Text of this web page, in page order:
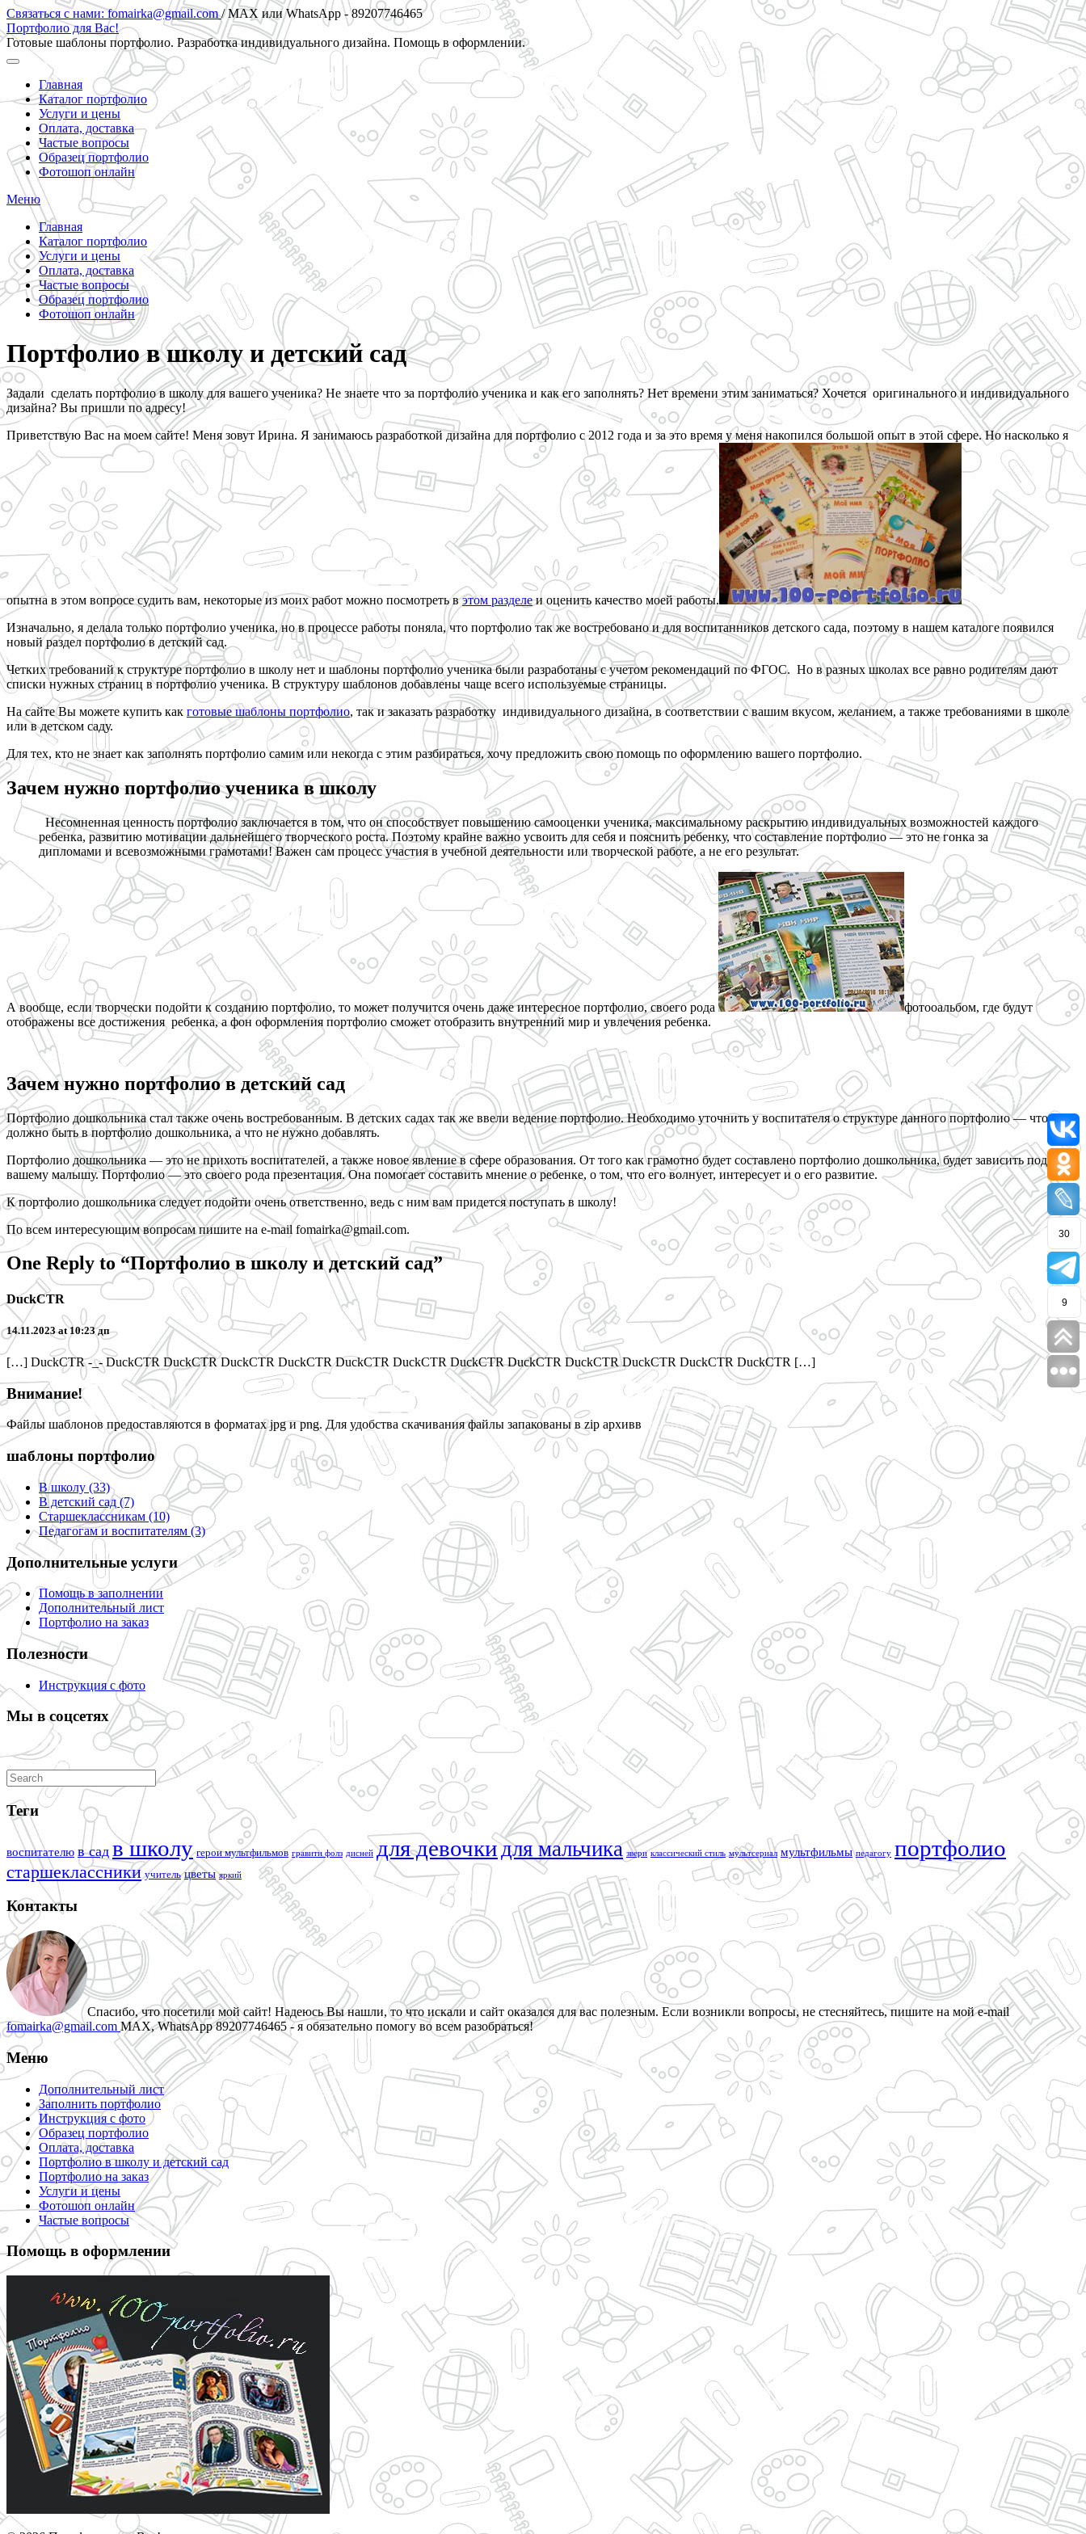
Skip
to
content
Связаться с нами: fomairka@gmail.com/ MAX или WhatsApp - 89207746465
Портфолио для Вас!
Готовые шаблоны портфолио. Разработка индивидуального дизайна. Помощь в оформлении.
Главная
Каталог портфолио
Услуги и цены
Оплата, доставка
Частые вопросы
Образец портфолио
Фотошоп онлайн
Меню
Главная
Каталог портфолио
Услуги и цены
Оплата, доставка
Частые вопросы
Образец портфолио
Фотошоп онлайн
Портфолио в школу и детский сад
Задали сделать портфолио в школу для вашего ученика? Не знаете что за портфолио ученика и как его заполнять? Нет времени этим заниматься? Хочется оригинального и индивидуального
дизайна? Вы пришли по адресу!
Приветствую Вас на моем сайте! Меня зовут Ирина. Я занимаюсь разработкой дизайна для портфолио с 2012 года и за это время у меня накопился большой опыт в этой сфере. Но насколько я
опытна в этом вопросе судить вам, некоторые из моих работ можно посмотреть вэтом разделеи оценить качество моей работы.
Изначально, я делала только портфолио ученика, но в процессе работы поняла, что портфолио так же востребовано и для воспитанников детского сада, поэтому в нашем каталоге появился
новый раздел портфолио в детский сад.
Четких требований к структуре портфолио в школу нет и шаблоны портфолио ученика были разработаны с учетом рекомендаций по ФГОС. Но в разных школах все равно родителям дают
списки нужных страниц в портфолио ученика. В структуру шаблонов добавлены чаще всего используемые страницы.
На сайте Вы можете купить как готовые шаблоны портфолио, так и заказать разработку индивидуального дизайна, в соответствии с вашим вкусом, желанием, а также требованиями в школе
или в детском саду.
Для тех, кто не знает как заполнять портфолио самим или некогда с этим разбираться, хочу предложить свою помощь по оформлению вашего портфолио.
Зачем нужно портфолио ученика в школу
Несомненная ценность портфолио заключается в том, что он способствует повышению самооценки ученика, максимальному раскрытию индивидуальных возможностей каждого
ребенка, развитию мотивации дальнейшего творческого роста. Поэтому крайне важно усвоить для себя и пояснить ребенку, что составление портфолио — это не гонка за
дипломами и всевозможными грамотами! Важен сам процесс участия в учебной деятельности или творческой работе, а не его результат.
А вообще, если творчески подойти к созданию портфолио, то может получится очень даже интересное портфолио, своего рода
фотооальбом, где будут
отображены все достижения ребенка, а фон оформления портфолио сможет отобразить внутренний мир и увлечения ребенка.
Зачем нужно портфолио в детский сад
Портфолио дошкольника стал также очень востребованным. В детских садах так же ввели ведение портфолио. Необходимо уточнить у воспитателя о структуре данного портфолио — что
должно быть в портфолио дошкольника, а что не нужно добавлять.
Портфолио дошкольника — это не прихоть воспитателей, а также новое явление в сфере образования. От того как грамотно будет составлено портфолио дошкольника, будет зависить подход к
вашему малышу. Портфолио — это своего рода презентация. Она помогает составить мнение о ребенке, о том, что его волнует, интересует и о его развитие.
К портфолио дошкольника следует подойти очень ответственно, ведь с ним вам придется поступать в школу!
По всем интересующим вопросам пишите на e-mail fomairka@gmail.com.
One Reply to “Портфолио в школу и детский сад”
DuckCTR
14.11.2023 at 10:23 дп
[…] DuckCTR -_- DuckCTR DuckCTR DuckCTR DuckCTR DuckCTR DuckCTR DuckCTR DuckCTR DuckCTR DuckCTR DuckCTR DuckCTR […]
Внимание!
Файлы шаблонов предоставляются в форматах jpg и png. Для удобства скачивания файлы запакованы в zip архивв
шаблоны портфолио
В школу (33)
В детский сад (7)
Старшеклассникам (10)
Педагогам и воспитателям (3)
Дополнительные услуги
Помощь в заполнении
Дополнительный лист
Портфолио на заказ
Полезности
Инструкция с фото
Мы в соцсетях
Search
for:
Теги
воспитателю в сад в школу герои мультфильмов гравити фолз дисней для девочкидля мальчика звери классический стиль мультсериал мультфильмы педагогу портфолио
старшеклассники учитель цветы яркий
Контакты
Спасибо, что посетили мой сайт! Надеюсь Вы нашли, то что искали и сайт оказался для вас полезным. Если возникли вопросы, не стесняйтесь, пишите на мой e-mail
fomairka@gmail.com MAX, WhatsApp 89207746465 - я обязательно помогу во всем разобраться!
Меню
Дополнительный лист
Заполнить портфолио
Инструкция с фото
Образец портфолио
Оплата, доставка
Портфолио в школу и детский сад
Портфолио на заказ
Услуги и цены
Фотошоп онлайн
Частые вопросы
Помощь в оформлении
30
9